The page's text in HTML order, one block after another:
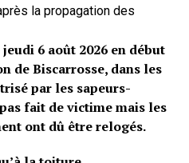
la propagation des
6 août 2026 en début
de Biscarrosse, dans les
par les sapeurs-
fait de victime mais les
ont dû être relogés.